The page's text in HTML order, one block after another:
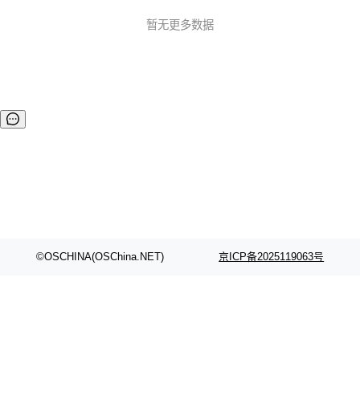
试工具 7、抽离出了公共的phoenix_common模块 8、重构了
暂无更多数据
©OSCHINA(OSChina.NET) 京ICP备2025119063号